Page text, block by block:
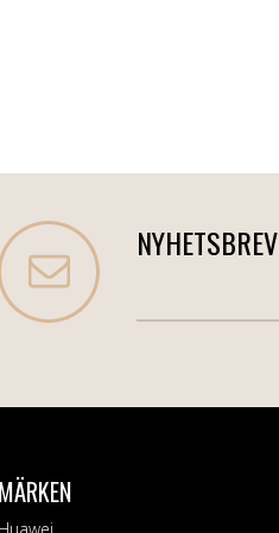
NYHETSBREV
MÄRKEN